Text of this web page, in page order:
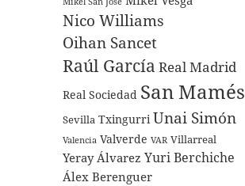
Nico Williams
Oihan Sancet
Raúl García Real Madrid
Real Sociedad San Mamés
Sevilla Txingurri Unai Simón
Valencia Valverde VAR Villarreal
Yeray Álvarez Yuri Berchiche
Álex Berenguer